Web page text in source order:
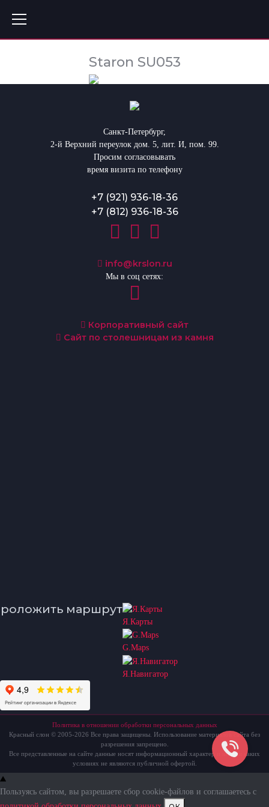
Staron SU053
Санкт-Петербург,
2-й Верхний переулок дом. 5, лит. И, пом. 99.
Просим согласовывать
время визита по телефону
+7 (921) 936-18-36
+7 (812) 936-18-36
info@krslon.ru
Мы в соц сетях:
Корпоративный сайт
Сайт по столешницам из камня
маршрут
Я.Карты
G.Maps
Я.Навигатор
Политика в отношении обработки персональных данных
Красный слон © 2005-2026 Все права защищены. Использование материалов сайта без
разрешения запрещено.
Все представленные на сайте данные носят информационный характер и ни при каких
условиях не являются публичной офертой.
Пользуясь сайтом, вы разрешаете сбор cookie-файлов и соглашаетесь с